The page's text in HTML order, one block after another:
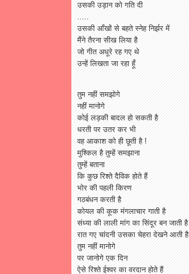
उसकी उड़ान को गति दी
.....
उसकी आँखों से बहते स्नेह निर्झर में
मैंने तैरना सीख लिया है
जो गीत अधूरे रह गए थे
उन्हें लिखता जा रहा हूँ
तुम नहीं समझोगे
नहीं मानोगे
कोई लड़की बादल हो सकती है
धरती पर उतर कर भी
वह आकाश को ही छूती है !
मुश्किल है तुम्हें समझाना
तुम्हें बताना
कि कुछ रिश्ते दैविक होते हैं
भोर की पहली किरण
गठबंधन करती है
कोयल की कूक मंगलाचार गाती है
संध्या की लाली मांग का सिंदूर बन जाती है
रात गए चांदनी उसका चेहरा देखने आती है
तुम नहीं मानोगे
पर जानोगे एक दिन
ऐसे रिश्ते ईश्वर का वरदान होते हैं